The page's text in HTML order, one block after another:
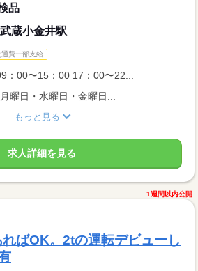
品
蔵小金井駅
通費一部支給
：00〜15：00 17：00〜22...
曜日・水曜日・金曜日...
もっと見る
求人詳細を見る
1週間以内公開
ばOK。2tの運転デビューし